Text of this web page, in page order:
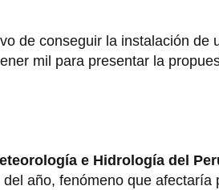
de conseguir la instalación de
mil para presentar la
e Hidrología del
del año, fenómeno que afectaría